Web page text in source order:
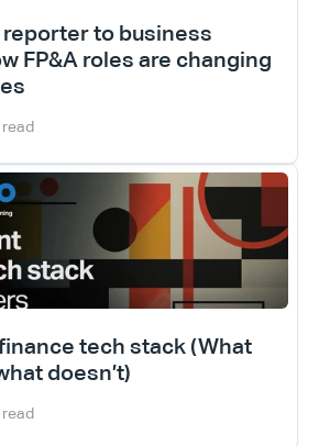
to business
FP&A roles are changing
read
tech stack (What
doesn’t)
read